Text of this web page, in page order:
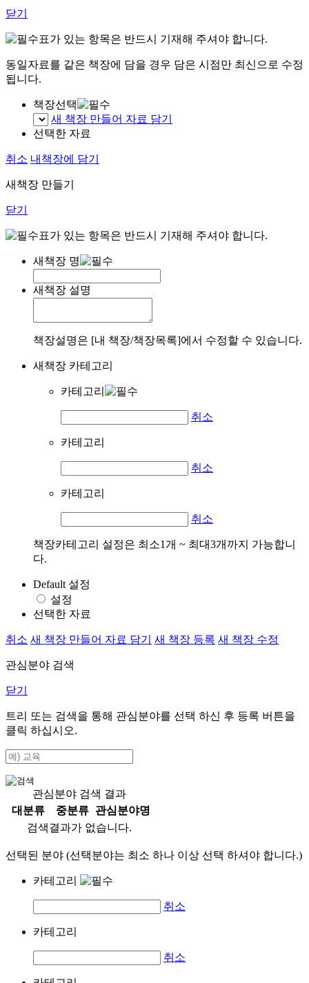
닫기
표가 있는 항목은 반드시 기재해 주셔야 합니다.
동일자료를 같은 책장에 담을 경우 담은 시점만 최신으로 수정
됩니다.
책장선택
새 책장 만들어 자료 담기
선택한 자료
취소 내책장에 담기
새책장 만들기
닫기
표가 있는 항목은 반드시 기재해 주셔야 합니다.
새책장 명
새책장 설명
책장설명은 [내 책장/책장목록]에서 수정할 수 있습니다.
새책장 카테고리
카테고리
취소
카테고리
취소
카테고리
취소
책장카테고리 설정은 최소1개 ~ 최대3개까지 가능합니
다.
Default 설정
설정
선택한 자료
취소 새 책장 만들어 자료 담기 새 책장 등록 새 책장 수정
관심분야 검색
닫기
트리 또는 검색을 통해 관심분야를 선택 하신 후 등록 버튼을
클릭 하십시오.
관심분야 검색 결과
대분류
중분류
관심분야명
검색결과가 없습니다.
선택된 분야 (선택분야는 최소 하나 이상 선택 하셔야 합니다.)
카테고리
취소
카테고리
취소